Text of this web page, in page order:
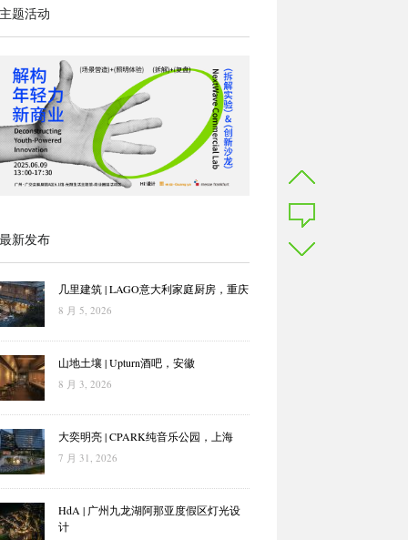
题活动
新发布
几里建筑 | LAGO意大利家庭厨房，重庆
8 月 5, 2026
山地土壤 | Upturn酒吧，安徽
8 月 3, 2026
大奕明亮 | CPARK纯音乐公园，上海
7 月 31, 2026
HdA | 广州九龙湖阿那亚度假区灯光设
计